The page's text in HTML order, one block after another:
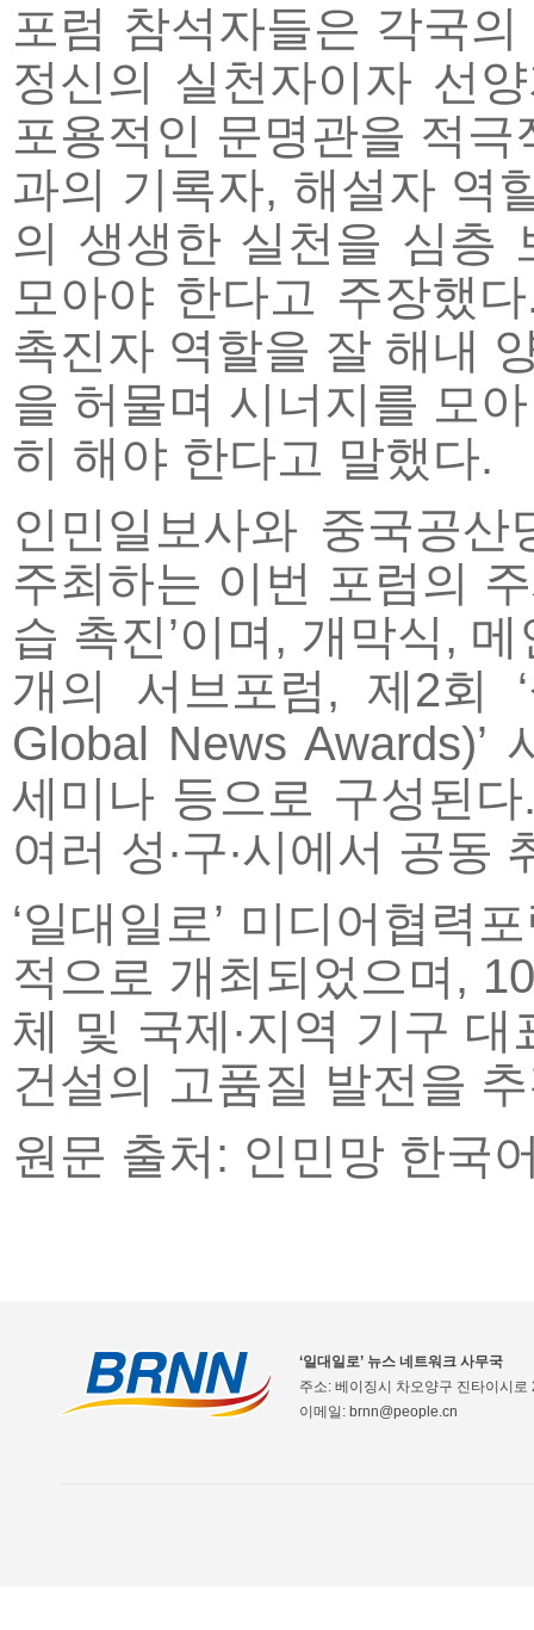
포럼 참석자들은 각국
정신의 실천자이자 선
포용적인 문명관을 적
과의 기록자, 해설자 역
의 생생한 실천을 심층
모아야 한다고 주장했
촉진자 역할을 잘 해내
을 허물며 시너지를 모
히 해야 한다고 말했다.
인민일보사와 중국공
주최하는 이번 포럼의
습 촉진’이며, 개막식,
개의 서브포럼, 제2회
Global News Awards)’
세미나 등으로 구성된
여러 성∙구∙시에서 공동
‘일대일로’ 미디어협력
적으로 개최되었으며,
체 및 국제∙지역 기구 대
건설의 고품질 발전을
원문 출처: 인민망 한국
‘일대일로’ 뉴스 네트워크 사무국
주소: 베이징시 차오양구 진타이시
이메일: brnn@people.cn